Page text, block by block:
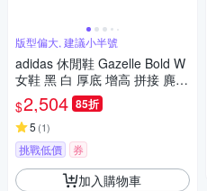
版型偏大, 建議小半號
adidas 休閒鞋 Gazelle Bold W
女鞋 黑 白 厚底 增高 拼接 麂皮
三條線 三葉草 愛迪達 HQ6912
$2,504 85折
5 (1)
挑戰低價 券
加入購物車